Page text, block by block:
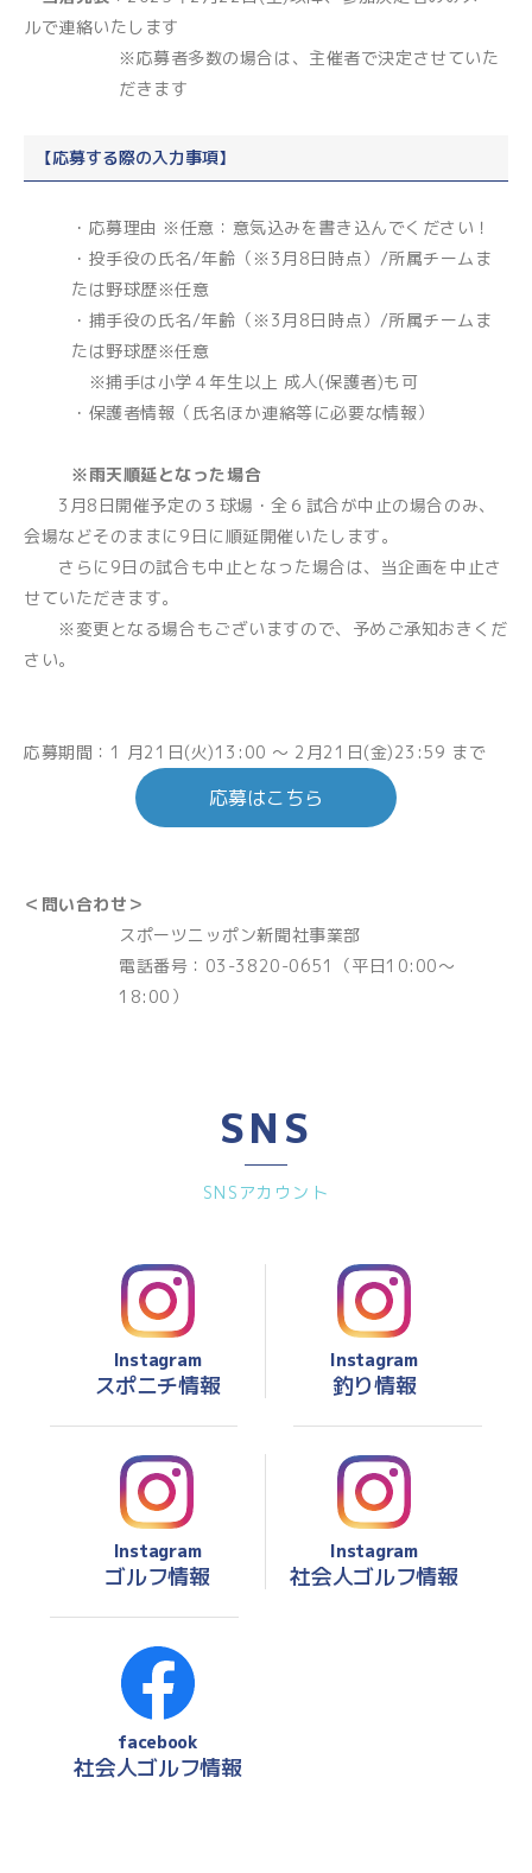
ルで連絡いたします
※応募者多数の場合は、主催者で決定させていた
だきます
【応募する際の入力事項】
・応募理由 ※任意：意気込みを書き込んでください！
・投手役の氏名/年齢（※3月8日時点）/所属チームま
たは野球歴※任意
・捕手役の氏名/年齢（※3月8日時点）/所属チームま
たは野球歴※任意
※捕手は小学４年生以上 成人(保護者)も可
・保護者情報（氏名ほか連絡等に必要な情報）
※雨天順延となった場合
3月8日開催予定の３球場・全６試合が中止の場合のみ、
会場などそのままに9日に順延開催いたします。
さらに9日の試合も中止となった場合は、当企画を中止さ
せていただきます。
※変更となる場合もございますので、予めご承知おきくだ
さい。
応募期間：1 月21日(火)13:00 ～ 2月21日(金)23:59 まで
応募はこちら
＜問い合わせ＞
スポーツニッポン新聞社事業部
電話番号：03-3820-0651（平日10:00～
18:00）
SNS
SNSアカウント
Instagram
スポニチ情報
Instagram
釣り情報
Instagram
ゴルフ情報
Instagram
社会人ゴルフ情報
facebook
社会人ゴルフ情報